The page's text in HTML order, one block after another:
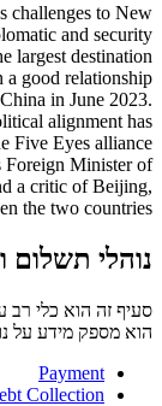
challenges to New
and security
largest destination
a good relationship
in June 2023.
alignment has
Five Eyes alliance
Foreign Minister of
a critic of Beijing,
the two countries.
נוהלי תשלום
סעיף זה הוא כלי רב
הוא מספק מידע על
Payment
Collection